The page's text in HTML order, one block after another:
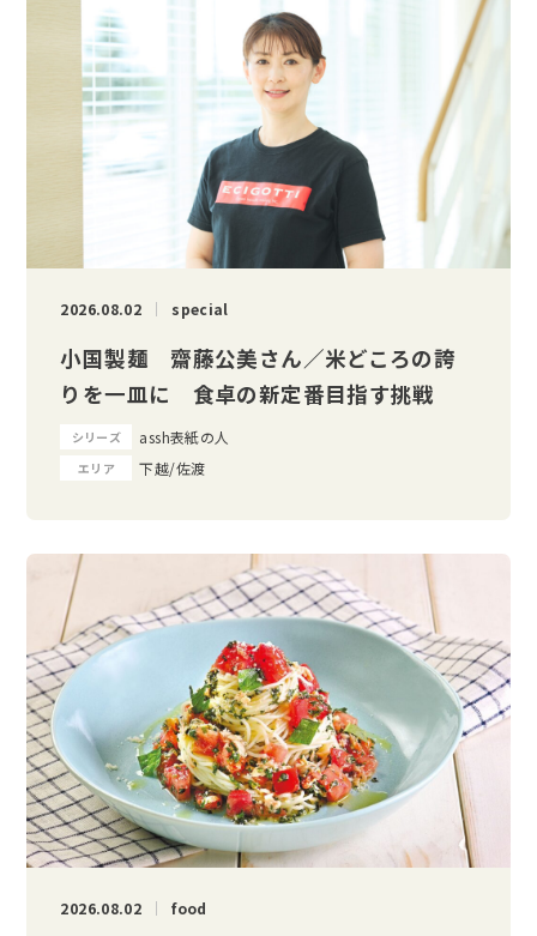
2026.08.02 special
小国製麺 齋藤公美さん／米どころの誇
りを一皿に 食卓の新定番目指す挑戦
シリーズ assh表紙の人
エリア 下越/佐渡
2026.08.02 food